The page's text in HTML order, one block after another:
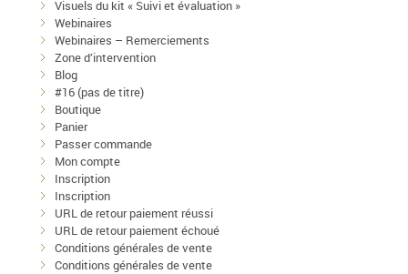
Visuels du kit « Suivi et évaluation »
Webinaires
Webinaires – Remerciements
Zone d’intervention
Blog
#16 (pas de titre)
Boutique
Panier
Passer commande
Mon compte
Inscription
Inscription
URL de retour paiement réussi
URL de retour paiement échoué
Conditions générales de vente
Conditions générales de vente